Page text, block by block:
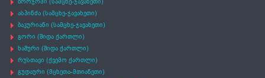
ასპინძა (სამცხე-ჯავახეთი)
ბაკურიანი (სამცხე-ჯავახეთი)
გორი (შიდა ქართლი)
ხაშური (შიდა ქართლი)
რუსთავი (ქვემო ქართლი)
გუდაური (მცხეთა-მთიანეთი)